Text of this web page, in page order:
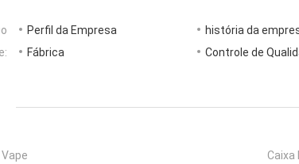
Perfil da Empresa história da
Fábrica
Controle de
Caixa